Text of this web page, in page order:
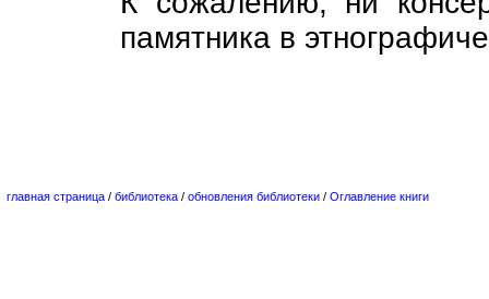
памятника в
главная страница / библиотека / обновления библиотеки / Оглавление книги